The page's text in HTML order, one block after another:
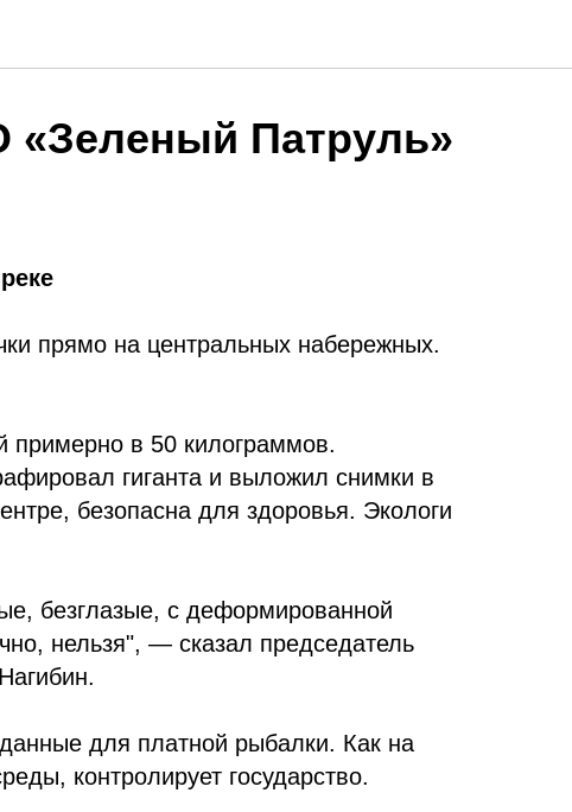
Патруль»
прямо на центральных набережных.
примерно в 50 килограммов.
гиганта и выложил снимки в
безопасна для здоровья. Экологи
безглазые, с деформированной
нельзя", — сказал председатель
для платной рыбалки. Как на
контролирует государство.